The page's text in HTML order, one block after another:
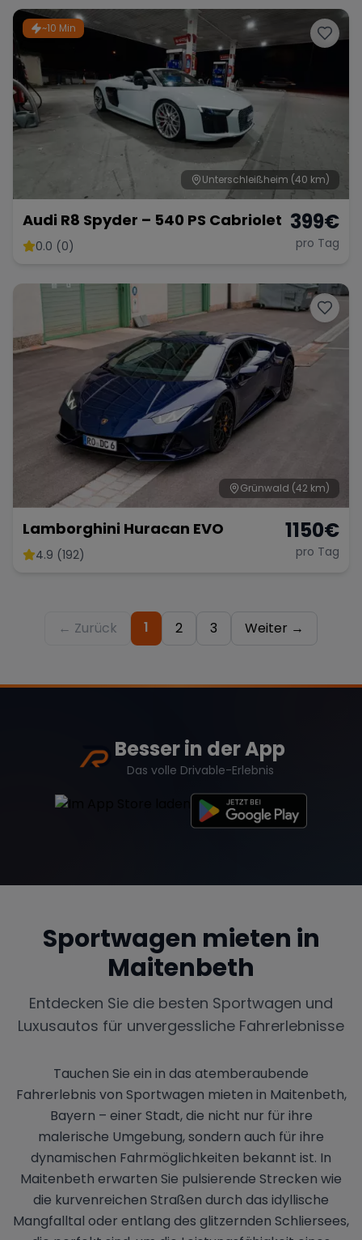
~10 Min
Unterschleißheim (40 km)
Audi R8 Spyder – 540 PS Cabriolet
0.0 (0)
399€
pro Tag
Grünwald (42 km)
Lamborghini Huracan EVO
4.9 (192)
1150€
pro Tag
← Zurück 1 2 3 Weiter →
Besser in der App
Das volle Drivable-Erlebnis
Sportwagen mieten in
Maitenbeth
Entdecken Sie die besten Sportwagen und
Luxusautos für unvergessliche Fahrerlebnisse
Tauchen Sie ein in das atemberaubende
Fahrerlebnis von Sportwagen mieten in Maitenbeth,
Bayern – einer Stadt, die nicht nur für ihre
malerische Umgebung, sondern auch für ihre
dynamischen Fahrmöglichkeiten bekannt ist. In
Maitenbeth erwarten Sie pulsierende Strecken wie
die kurvenreichen Straßen durch das idyllische
Mangfalltal oder entlang des glitzernden Schliersees,